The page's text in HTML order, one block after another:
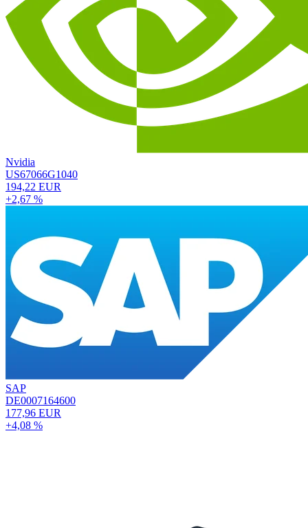
Nvidia
US67066G1040
194,22 EUR
+2,67 %
SAP
DE0007164600
177,96 EUR
+4,08 %